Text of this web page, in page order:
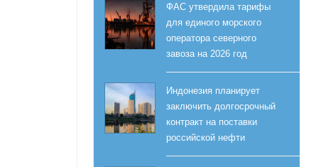
ФАС утвердила тарифы
для единого морского
оператора северного
завоза на 2026 год
Индонезия планирует
заключить долгосрочный
контракт на поставки
российской нефти